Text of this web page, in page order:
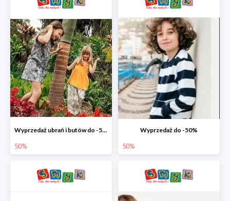
Wyprzedaż ubrań i butów do -50%
50%
Wyprzedaż do -50%
50%